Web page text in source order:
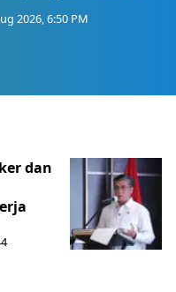
2026, 6:50 PM
dan